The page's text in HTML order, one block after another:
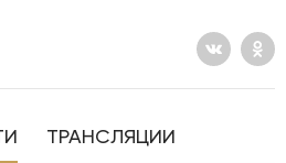
ТРАНСЛЯЦИИ